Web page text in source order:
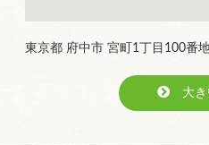
東京都 府中市 宮町1丁目100番
大き